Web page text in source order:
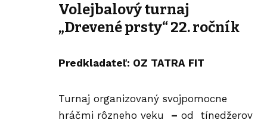
Volejbalový turnaj
„Drevené prsty“ 22. ročník
Predkladateľ: OZ TATRA FIT
Turnaj organizovaný svojpomocne
hráčmi rôzneho veku – od tínedžerov